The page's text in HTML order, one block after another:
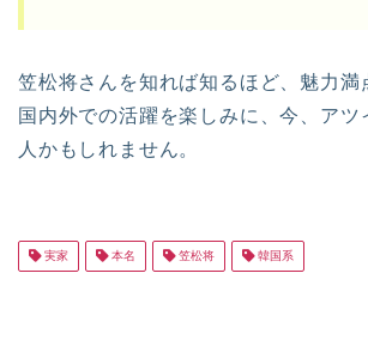
笠松将さんを知れば知るほど、魅力満
国内外での活躍を楽しみに、今、アツ
人かもしれません。
実家 本名 笠松将 韓国系